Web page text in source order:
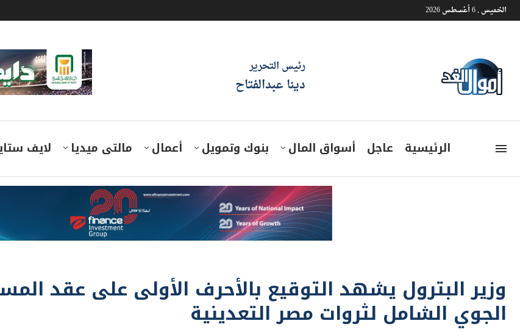
الخميس , 6 أغسطس 2026
رئيس التحرير
دينا عبدالفتاح
وزير البترول يشهد التوقيع بالأحرف الأولى على عقد المسح
الجوي الشامل لثروات مصر التعدينية
كتبمحمود شعبان 24 مايو 2026 | 1:20 م